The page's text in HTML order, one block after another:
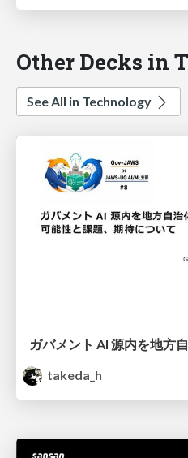
Other Decks in
See All in Technology
takeda_h